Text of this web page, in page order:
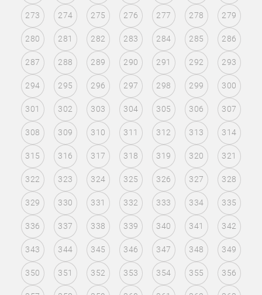
273 274 275 276 277 278 279
280 281 282 283 284 285 286
287 288 289 290 291 292 293
294 295 296 297 298 299 300
301 302 303 304 305 306 307
308 309 310 311 312 313 314
315 316 317 318 319 320 321
322 323 324 325 326 327 328
329 330 331 332 333 334 335
336 337 338 339 340 341 342
343 344 345 346 347 348 349
350 351 352 353 354 355 356